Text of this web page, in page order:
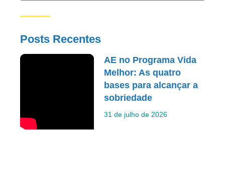
Posts Recentes
AE no Programa Vida
Melhor: As quatro
bases para alcançar a
sobriedade
31 de julho de 2026